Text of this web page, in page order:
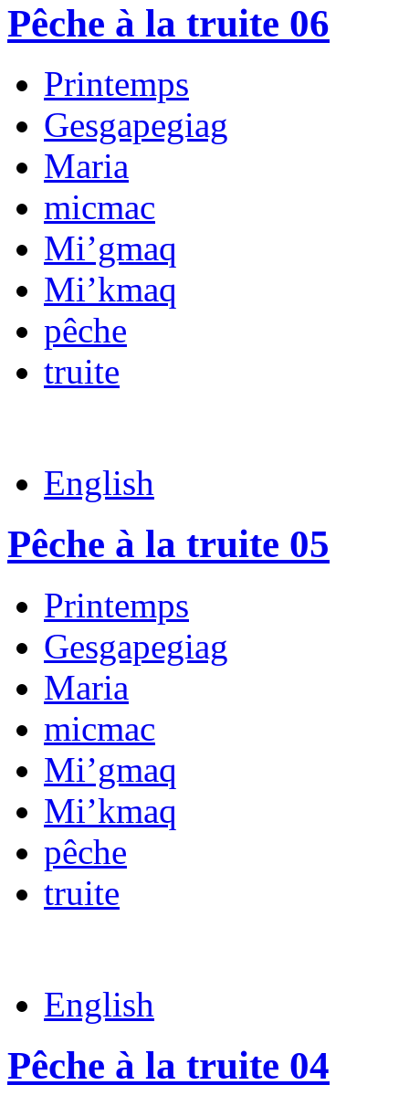
Pêche à la truite 06
Printemps
Gesgapegiag
Maria
micmac
Mi’gmaq
Mi’kmaq
pêche
truite
English
Pêche à la truite 05
Printemps
Gesgapegiag
Maria
micmac
Mi’gmaq
Mi’kmaq
pêche
truite
English
Pêche à la truite 04